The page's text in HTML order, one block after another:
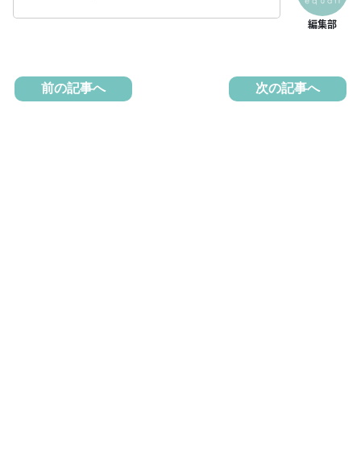
前の記事へ 次の記事へ